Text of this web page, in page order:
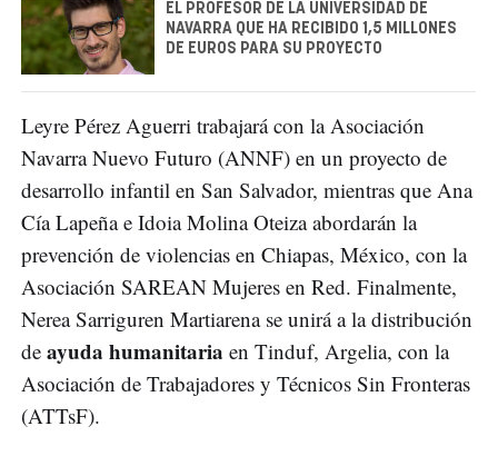
EL PROFESOR DE LA UNIVERSIDAD DE
NAVARRA QUE HA RECIBIDO 1,5 MILLONES
DE EUROS PARA SU PROYECTO
Leyre Pérez Aguerri trabajará con la Asociación
Navarra Nuevo Futuro (ANNF) en un proyecto de
desarrollo infantil en San Salvador, mientras que Ana
Cía Lapeña e Idoia Molina Oteiza abordarán la
prevención de violencias en Chiapas, México, con la
Asociación SAREAN Mujeres en Red. Finalmente,
Nerea Sarriguren Martiarena se unirá a la distribución
de ayuda humanitaria en Tinduf, Argelia, con la
Asociación de Trabajadores y Técnicos Sin Fronteras
(ATTsF).